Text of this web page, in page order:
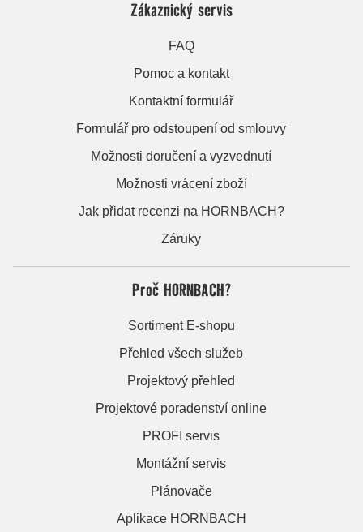
Zákaznický servis
FAQ
Pomoc a kontakt
Kontaktní formulář
Formulář pro odstoupení od smlouvy
Možnosti doručení a vyzvednutí
Možnosti vrácení zboží
Jak přidat recenzi na HORNBACH?
Záruky
Proč HORNBACH?
Sortiment E-shopu
Přehled všech služeb
Projektový přehled
Projektové poradenství online
PROFI servis
Montážní servis
Plánovače
Aplikace HORNBACH